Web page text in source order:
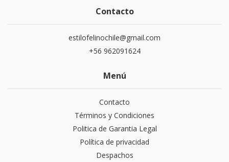
Contacto
estilofelinochile@gmail.com
+56 962091624
Menú
Contacto
Términos y Condiciones
Politica de Garantia Legal
Política de privacidad
Despachos